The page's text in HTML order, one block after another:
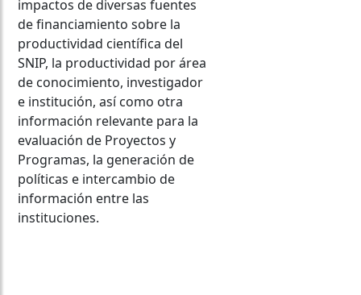
impactos de diversas fuentes
de financiamiento sobre la
productividad científica del
SNIP, la productividad por área
de conocimiento, investigador
e institución, así como otra
información relevante para la
evaluación de Proyectos y
Programas, la generación de
políticas e intercambio de
información entre las
instituciones.